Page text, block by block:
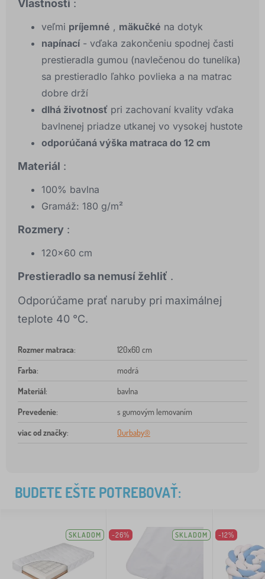
Vlastnosti :
veľmi príjemné , mäkučké na dotyk
napínací - vďaka zakončeniu spodnej časti
prestieradla gumou (navlečenou do tunelíka)
sa prestieradlo ľahko povlieka a na matrac
dobre drží
dlhá životnosť pri zachovaní kvality vďaka
bavlnenej priadze utkanej vo vysokej hustote
odporúčaná výška matraca do 12 cm
Materiál :
100% bavlna
Gramáž: 180 g/m²
Rozmery :
120x60 cm
Prestieradlo sa nemusí žehliť .
Odporúčame prať naruby pri maximálnej
teplote 40 °C.
Rozmer matraca: 120x60 cm
Farba: modrá
Materiál: bavlna
Prevedenie: s gumovým lemovaním
viac od značky: Ourbaby®
BUDETE EŠTE POTREBOVAŤ:
SKLADOM -26% SKLADOM -12%